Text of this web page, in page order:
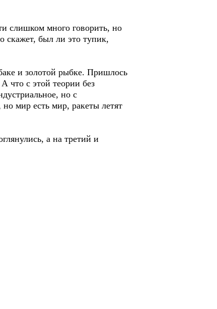
слишком много говорить, но
скажет, был ли это тупик,
и золотой рыбке. Пришлось
что с этой теории без
но с
мир есть мир, ракеты летят
а на третий и